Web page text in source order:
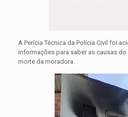
A Perícia Técnica da Polícia Civil foi
informações para saber as causas do
morte da moradora.